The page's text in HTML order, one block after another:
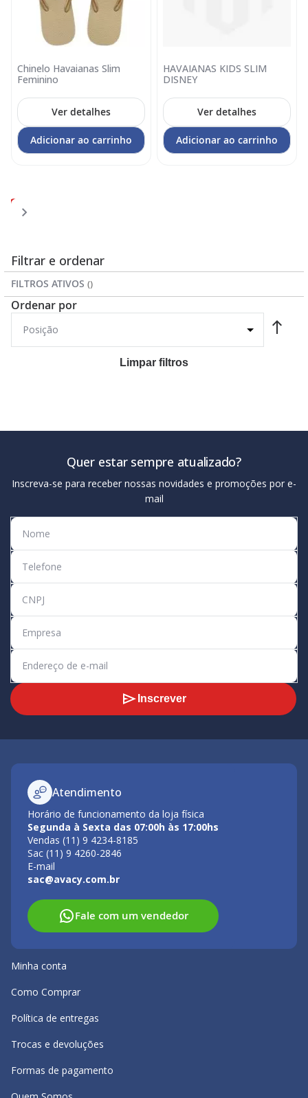
Chinelo Havaianas Slim
Feminino
Ver detalhes
Adicionar ao carrinho
HAVAIANAS KIDS SLIM
DISNEY
Ver detalhes
Adicionar ao carrinho
Você
esta
pagina
1 3
Filtrar e ordenar
FILTROS ATIVOS
Ordenar por
Limpar filtros
Quer estar sempre atualizado?
Inscreva-se para receber nossas novidades e promoções por e-
mail
Inscrever
Atendimento
Horário de funcionamento da loja física
Segunda à Sexta das 07:00h às 17:00hs
Vendas (11) 9 4234-8185
Sac (11) 9 4260-2846
E-mail
sac@avacy.com.br
Fale com um vendedor
Minha conta
Como Comprar
Política de entregas
Trocas e devoluções
Formas de pagamento